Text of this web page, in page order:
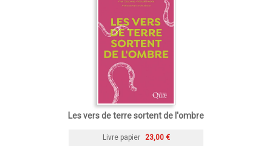
Les vers de terre sortent de l'ombre
Livre papier 23,00 €